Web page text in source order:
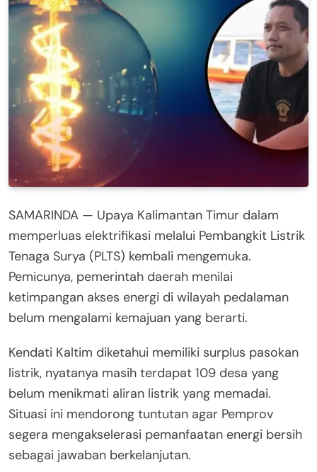
SAMARINDA — Upaya Kalimantan Timur dalam
memperluas elektrifikasi melalui Pembangkit Listrik
Tenaga Surya (PLTS) kembali mengemuka.
Pemicunya, pemerintah daerah menilai
ketimpangan akses energi di wilayah pedalaman
belum mengalami kemajuan yang berarti.
Kendati Kaltim diketahui memiliki surplus pasokan
listrik, nyatanya masih terdapat 109 desa yang
belum menikmati aliran listrik yang memadai.
Situasi ini mendorong tuntutan agar Pemprov
segera mengakselerasi pemanfaatan energi bersih
sebagai jawaban berkelanjutan.